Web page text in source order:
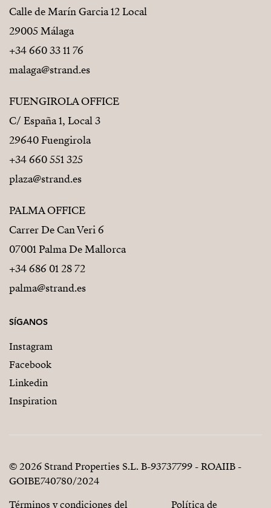
Calle de Marín Garcia 12 Local
29005 Málaga
+34 660 33 11 76
malaga@strand.es
FUENGIROLA OFFICE
C/ España 1, Local 3
29640 Fuengirola
+34 660 551 325
plaza@strand.es
PALMA OFFICE
Carrer De Can Veri 6
07001 Palma De Mallorca
+34 686 01 28 72
palma@strand.es
SÍGANOS
Instagram
Facebook
Linkedin
Inspiration
© 2026 Strand Properties S.L. B-93737799 - ROAIIB -
GOIBE740780/2024
Términos y condiciones del
Política de